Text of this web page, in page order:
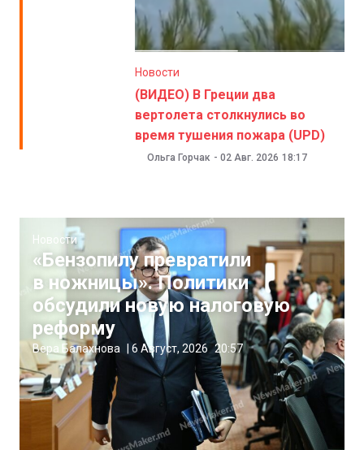
Новости
(ВИДЕО) В Греции два
вертолета столкнулись во
время тушения пожара (UPD)
Ольга Горчак - 02 Авг. 2026 18:17
Новости
«Бензопилу превратили
в ножницы». Политики
обсудили новую налоговую
реформу
Вера Балахнова 6 Август, 2026 20:57